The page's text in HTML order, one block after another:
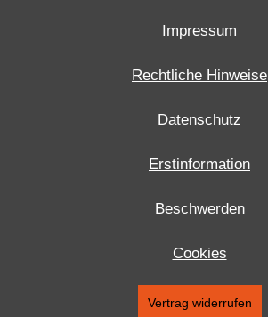
Impressum
Rechtliche Hinweise
Datenschutz
Erstinformation
Beschwerden
Cookies
Vertrag widerrufen